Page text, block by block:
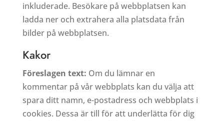
inkluderade. Besökare på webbplatsen kan
ladda ner och extrahera alla platsdata från
bilder på webbplatsen.
Kakor
Föreslagen text: Om du lämnar en
kommentar på vår webbplats kan du välja att
spara ditt namn, e-postadress och webbplats i
cookies. Dessa är till för att underlätta för dig